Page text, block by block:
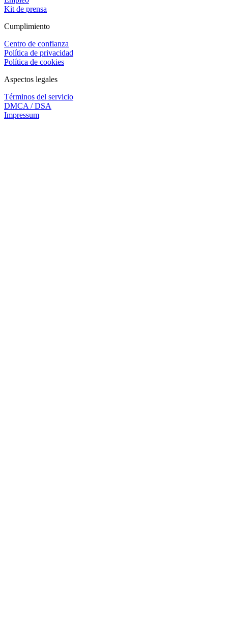
Kit de prensa
Cumplimiento
Centro de confianza
Política de privacidad
Política de cookies
Aspectos legales
Términos del servicio
DMCA / DSA
Impressum